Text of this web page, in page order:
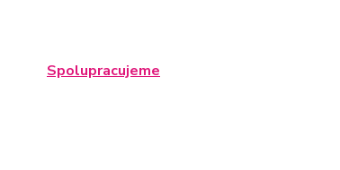
Spolupracujeme